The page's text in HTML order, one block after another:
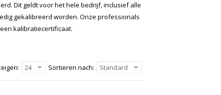
Dit geldt voor het hele bedrijf, inclusief alle
gekalibreerd worden. Onze professionals
kalibratiecertificaat.
Sortieren nach: Standard
24